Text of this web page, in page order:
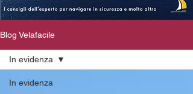
Blog Velafacile
In evidenza
In evidenza